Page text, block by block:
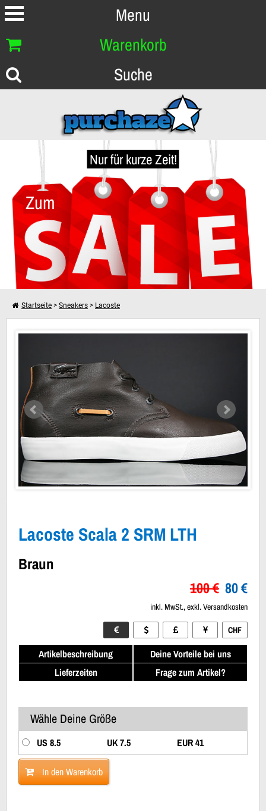
Menu
Warenkorb
Suche
Nur für kurze Zeit!
Zum
Dein Warenkorb ist leer!
Startseite > Sneakers > Lacoste
Lacoste Scala 2 SRM LTH Braun
Lacoste Scala 2 SRM LTH
Braun
CHF
100 € 80 €
inkl. MwSt., exkl. Versandkosten
Artikelbeschreibung
Lieferzeiten
Deine Vorteile bei uns
Frage zum Artikel?
Wähle Deine Größe
US 8.5 UK 7.5 EUR 41
In den Warenkorb